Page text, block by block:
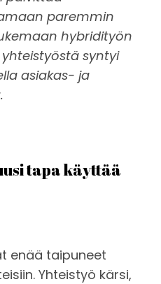
paremmin
hybridityön
syntyi
asiakas- ja
tapa käyttää
enää taipuneet
Yhteistyö kärsi,